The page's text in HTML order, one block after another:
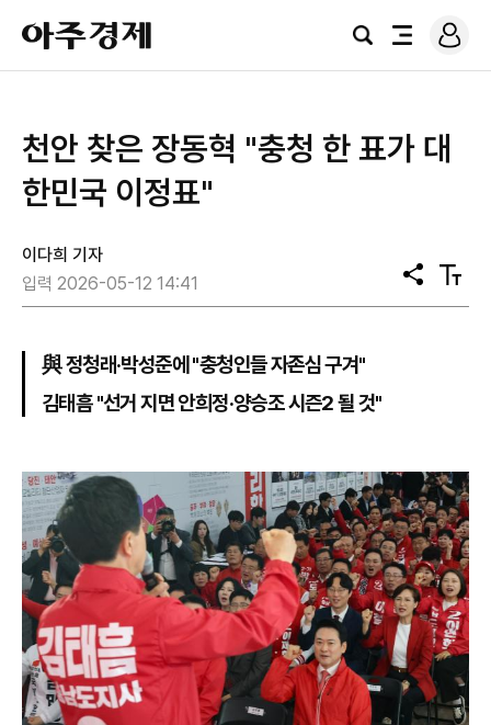
아
주
경
검
전
로
그
천안 찾은 장동혁 "충청 한 표가 대
한민국 이정표"
이다희 기자
입력 2026-05-12 14:41
공
유
텍
스
與 정청래·박성준에 "충청인들 자존심 구겨"
김태흠 "선거 지면 안희정·양승조 시즌2 될 것"